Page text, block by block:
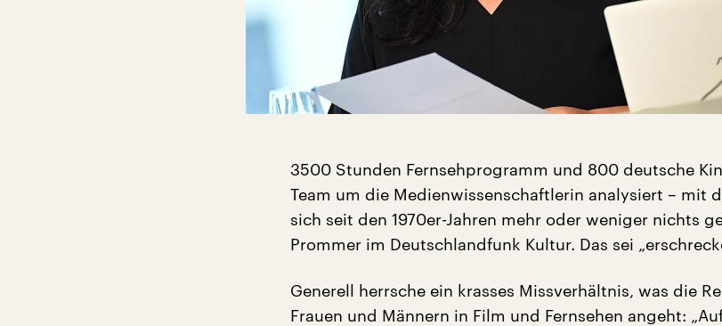
3500 Stunden Fernsehprogramm und 800 deutsche
Team um die Medienwissenschaftlerin analysiert – mit
sich seit den 1970er-Jahren mehr oder weniger nichts
Prommer im Deutschlandfunk Kultur. Das sei
Generell herrsche ein krasses Missverhältnis, was die
Frauen und Männern in Film und Fernsehen angeht: